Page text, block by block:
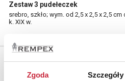
Zgoda Szczegóły
Zestaw 3 pudełeczek
srebro, szkło; wym. od 2,5 x 2,5 x 2,5 cm
k. XIX w.